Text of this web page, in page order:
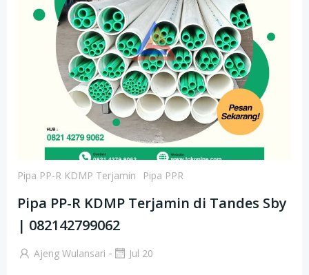
Pipa PP-R KDMP Terjamin Pipa PPR
Pipa PP-R KDMP Terjamin di Tandes Sby
| 082142799062
Ajeng Wulansari - Jul 20